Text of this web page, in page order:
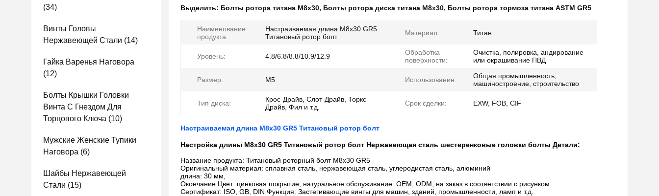
(34)
Винты Головы
Нержавеющей Стали (14)
Гайка Варенья Наговора
(12)
Болты Крышки Головки
Винта С Гнездом Для
Торцового Ключа (10)
Мужские Женские Тупики
Наговора (6)
Шайбы Нержавеющей
Стали (15)
Выделить: Болты ротора титана M8x30, Болты ротора диска титана M8x30, Болты ротора тормоза титана ASTM GR5
Наименование
продукта:
Настраиваемая длина M8x30 GR5
Титановый ротор болт
Материал: Титан
Уровень: 4.8/6.8/8.8/10.9/12.9
Обработка
поверхности:
Очистка, полировка, андирование
или окрашивание ПВД
Размер: M5 Использование:
Общая промышленность,
машиностроение, строительство
Тип диска:
Крос-Драйв, Слот-Драйв, Торкс-
Драйв, Фил и т.д.
Срок сделки: EXW, FOB, CIF
Настраиваемая длина M8x30 GR5 Титановый ротор болт
Настройка длины M8x30 GR5 Титановый ротор болт Нержавеющая сталь шестеренковые головки болты Детали:
Название продукта: Титановый роторный болт M8x30 GR5
Оригинальный материал: сплавная сталь, нержавеющая сталь, углеродистая сталь, алюминий
длина: 30 мм,
Окончание Цвет: цинковая покрытие, натуральное обслуживание: OEM, ODM, на заказ в соответствии с рисунком
Сертификат: ISO, GB, DIN Функция: Застегивающие винты для машин, зданий, промышленности, ламп и т.д.